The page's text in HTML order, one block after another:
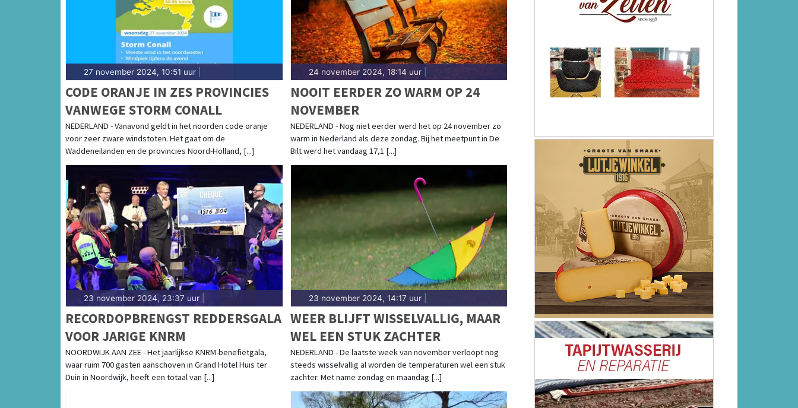
27 november 2024, 10:51 uur
CODE ORANJE IN ZES PROVINCIES
VANWEGE STORM CONALL
NEDERLAND - Vanavond geldt in het noorden code oranje
voor zeer zware windstoten. Het gaat om de
Waddeneilanden en de provincies Noord-Holland, [...]
24 november 2024, 18:14 uur|
NOOIT EERDER ZO WARM OP 24
NOVEMBER
NEDERLAND - Nog niet eerder werd het op 24 november zo
warm in Nederland als deze zondag. Bij het meetpunt in De
Bilt werd het vandaag 17,1 [...]
23 november 2024, 23:37 uur
RECORDOPBRENGST REDDERSGALA
VOOR JARIGE KNRM
NOORDWIJK AAN ZEE - Het jaarlijkse KNRM-benefietgala,
waar ruim 700 gasten aanschoven in Grand Hotel Huis ter
Duin in Noordwijk, heeft een totaal van [...]
23 november 2024, 14:17 uur|
WEER BLIJFT WISSELVALLIG, MAAR
WEL EEN STUK ZACHTER
NEDERLAND - De laatste week van november verloopt nog
steeds wisselvallig al worden de temperaturen wel een stuk
zachter. Met name zondag en maandag [...]